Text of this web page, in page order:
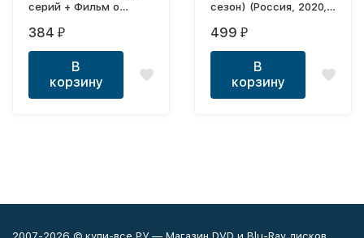
серий + Фильм о
версия)
384 ₽
В
корзину
сезон) (Россия, 2020,
серий)
499 ₽
В
корзину